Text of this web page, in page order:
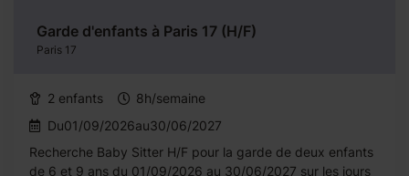
Garde d'enfants à Paris 17 (H/F)
Paris 17
2 enfants
8h/semaine
Du01/09/2026au30/06/2027
Recherche Baby Sitter H/F pour la garde de deux enfants
de 6 et 9 ans du 01/09/2026 au 30/06/2027 sur les jours